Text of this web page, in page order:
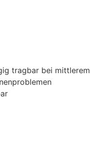
tragbar bei mittlerem